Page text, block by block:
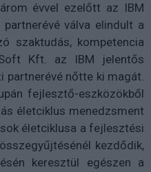
évvel ezelőtt az IBM
válva elindult a
szaktudás, kompetencia
Kft. az IBM jelentős
partnerévé nőtte ki magát.
fejlesztő-eszközökből
életciklus menedzsment
életciklusa a fejlesztési
kezdődik,
keresztül egészen a